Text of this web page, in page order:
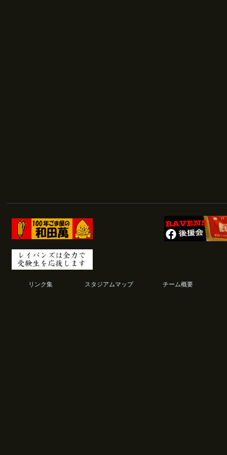
リンク集 スタジアムマップ チーム概要